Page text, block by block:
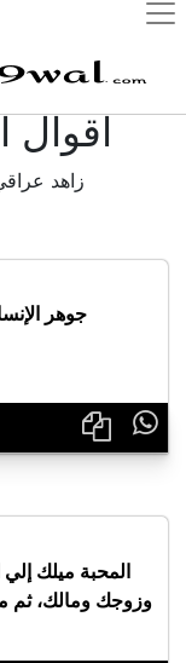
اقوال
زاهد عراقي (3 مقولة) (4531
جوهر

المحبة ميلك
وزوجك ومالك، ثم